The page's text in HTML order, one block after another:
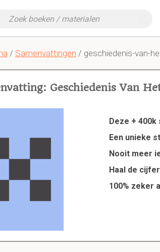
/ Samenvattingen / geschiedenis-van-
Geschiedenis Van
Deze +
Een unieke
Nooit meer
Haal de
100% zeker